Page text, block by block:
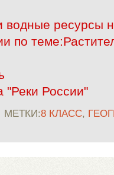
водные ресурсы
по
"Реки России"
МЕТКИ:8 КЛАСС,